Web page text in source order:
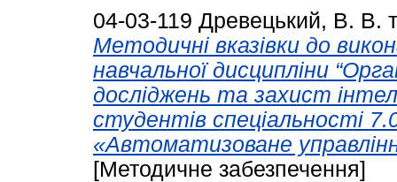
04-03-119 Древецький, В. В.
Методичні вказівки до
навчальної дисципліни
досліджень та захист
студентів спеціальності
«Автоматизоване
[Методичне забезпечення]